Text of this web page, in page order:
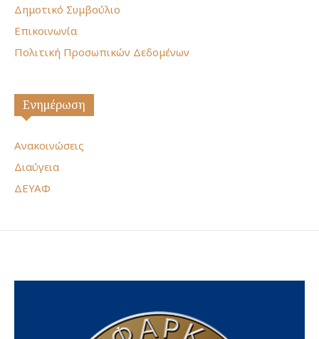
Δημοτικό Συμβούλιο
Επικοινωνία
Πολιτική Προσωπικών Δεδομένων
Ενημέρωση
Ανακοινώσεις
Διαύγεια
ΔΕΥΑΦ